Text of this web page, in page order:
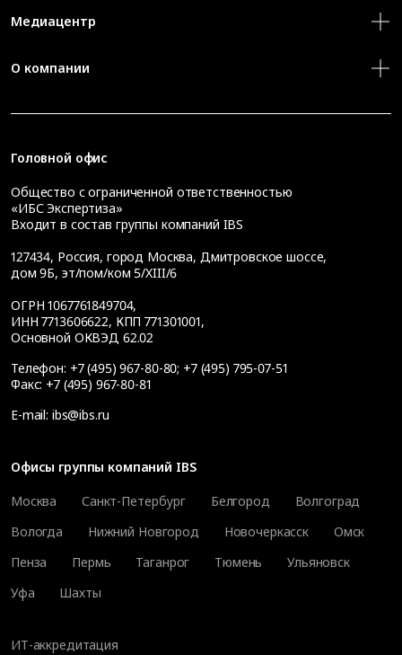
Медиацентр
О компании
Головной офис
Общество с ограниченной ответственностью
«ИБС Экспертиза»
Входит в состав группы компаний IBS
127434, Россия, город Москва, Дмитровское шоссе,
дом 9Б, эт/пом/ком 5/XIII/6
ОГРН 1067761849704,
ИНН 7713606622, КПП 771301001,
Основной ОКВЭД 62.02
Телефон: +7 (495) 967-80-80; +7 (495) 795-07-51
Факс: +7 (495) 967-80-81
E-mail: ibs@ibs.ru
Офисы группы компаний IBS
Москва
Санкт-Петербург Белгород
Волгоград
Вологда
Нижний Новгород Новочеркасск
Омск
Пенза
Пермь Таганрог Тюмень
Ульяновск
Уфа
Шахты
ИТ-аккредитация